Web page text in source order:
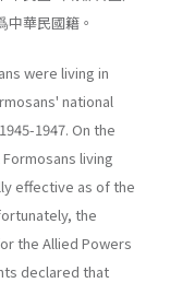
華民國籍。
were living in
national
1947. On the
living
effective as of the
the
the Allied Powers
declared that